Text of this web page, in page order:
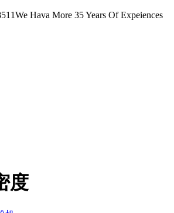
We Hava More 35 Years Of Expeiences
度